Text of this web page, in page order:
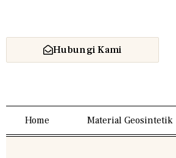
Hubungi Kami
Home Material Geosintetik